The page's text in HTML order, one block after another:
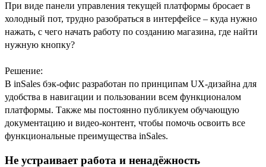
При виде панели управления текущей платформы бросает в
холодный пот, трудно разобраться в интерфейсе – куда нужно
нажать, с чего начать работу по созданию магазина, где найти
нужную кнопку?
Решение:
В inSales бэк-офис разработан по принципам UX-дизайна для
удобства в навигации и пользовании всем функционалом
платформы. Также мы постоянно публикуем обучающую
документацию и видео-контент, чтобы помочь освоить все
функциональные преимущества inSales.
Не устраивает работа и ненадёжность